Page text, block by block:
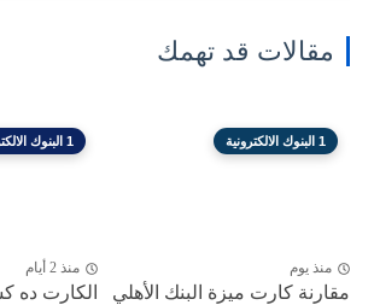
مقالات قد تهمك
1 البنوك الالكترونية
منذ يوم
مقارنة كارت ميزة البنك الأهلي
1 البنوك الالكترونية
منذ 2 أيام
الكارت ده